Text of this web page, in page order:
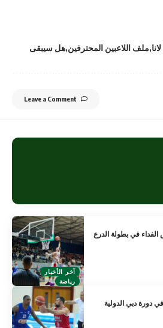
ملف اللاعبين المحترفين هل سيبقى
Leave a Comment
آخر الأخبار
رياضة
في بطولة الدرع
دورة دبي الدولية